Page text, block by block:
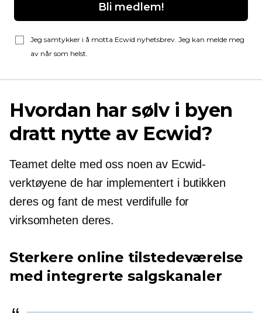
Bli medlem!
Jeg samtykker i å motta Ecwid nyhetsbrev. Jeg kan melde meg
av når som helst.
Hvordan har sølv i byen
dratt nytte av Ecwid?
Teamet delte med oss ​​noen av Ecwid-
verktøyene de har implementert i butikken
deres og fant de mest verdifulle for
virksomheten deres.
Sterkere online tilstedeværelse
med integrerte salgskanaler